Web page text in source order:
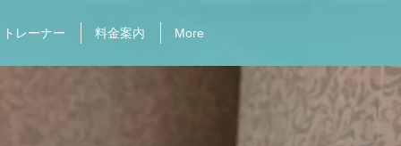
トレーナー 料金案内 More